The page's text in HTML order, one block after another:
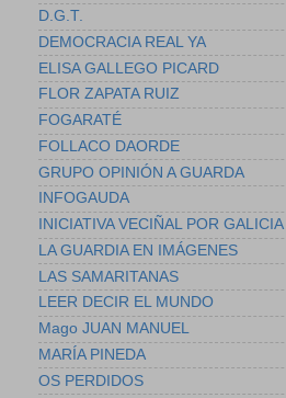
D.G.T.
DEMOCRACIA REAL YA
ELISA GALLEGO PICARD
FLOR ZAPATA RUIZ
FOGARATÉ
FOLLACO DAORDE
GRUPO OPINIÓN A GUARDA
INFOGAUDA
INICIATIVA VECIÑAL POR GALICIA
LA GUARDIA EN IMÁGENES
LAS SAMARITANAS
LEER DECIR EL MUNDO
Mago JUAN MANUEL
MARÍA PINEDA
OS PERDIDOS